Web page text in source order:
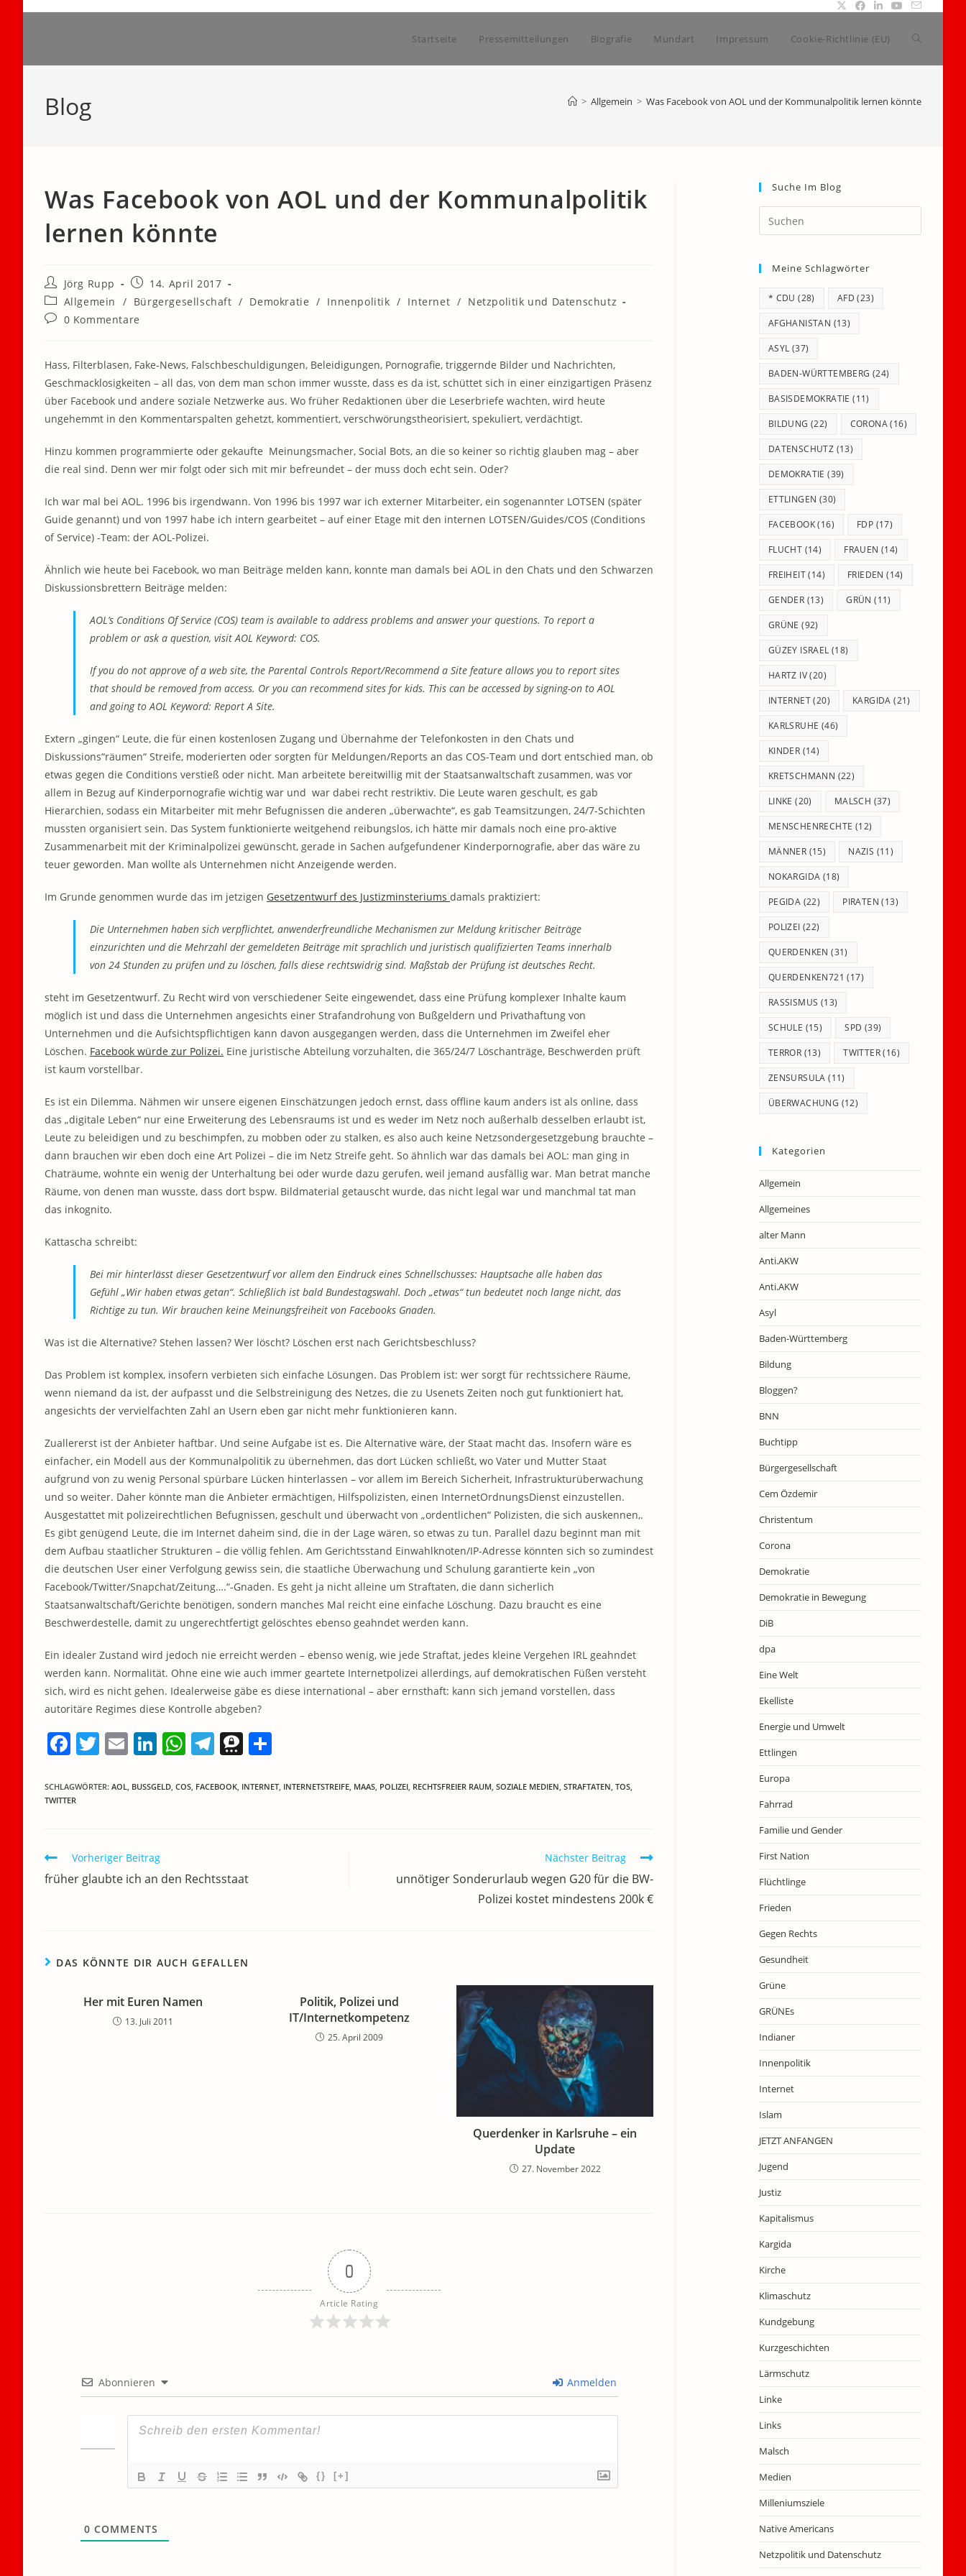
Startseite Pressemitteilungen Biografie Mundart Impressum Cookie-Richtlinie (EU) Website-
Blog > Allgemein > Was Facebook von AOL und der Kommunalpolitik lernen könnte
Was Facebook von AOL und der Kommunalpolitik
lernen könnte
Beitrags-
Autor:
Jörg Rupp
Beitrag
veröffentlicht:
14. April 2017
Beitrags-
Kategorie:
Allgemein / Bürgergesellschaft / Demokratie / Innenpolitik / Internet / Netzpolitik und Datenschutz
Beitrags-
0 Kommentare
Hass, Filterblasen, Fake-News, Falschbeschuldigungen, Beleidigungen, Pornografie, triggernde Bilder und Nachrichten,
Geschmacklosigkeiten – all das, von dem man schon immer wusste, dass es da ist, schüttet sich in einer einzigartigen Präsenz
über Facebook und andere soziale Netzwerke aus. Wo früher Redaktionen über die Leserbriefe wachten, wird heute
ungehemmt in den Kommentarspalten gehetzt, kommentiert, verschwörungstheorisiert, spekuliert, verdächtigt.
Hinzu kommen programmierte oder gekaufte Meinungsmacher, Social Bots, an die so keiner so richtig glauben mag – aber
die real sind. Denn wer mir folgt oder sich mit mir befreundet – der muss doch echt sein. Oder?
Ich war mal bei AOL. 1996 bis irgendwann. Von 1996 bis 1997 war ich externer Mitarbeiter, ein sogenannter LOTSEN (später
Guide genannt) und von 1997 habe ich intern gearbeitet – auf einer Etage mit den internen LOTSEN/Guides/COS (Conditions
of Service) -Team: der AOL-Polizei.
Ähnlich wie heute bei Facebook, wo man Beiträge melden kann, konnte man damals bei AOL in den Chats und den Schwarzen
Diskussionsbrettern Beiträge melden:
AOL’s Conditions Of Service (COS) team is available to address problems and answer your questions. To report a
problem or ask a question, visit AOL Keyword: COS.
If you do not approve of a web site, the Parental Controls Report/Recommend a Site feature allows you to report sites
that should be removed from access. Or you can recommend sites for kids. This can be accessed by signing-on to AOL
and going to AOL Keyword: Report A Site.
Extern „gingen“ Leute, die für einen kostenlosen Zugang und Übernahme der Telefonkosten in den Chats und
Diskussions“räumen“ Streife, moderierten oder sorgten für Meldungen/Reports an das COS-Team und dort entschied man, ob
etwas gegen die Conditions verstieß oder nicht. Man arbeitete bereitwillig mit der Staatsanwaltschaft zusammen, was vor
allem in Bezug auf Kinderpornografie wichtig war und war dabei recht restriktiv. Die Leute waren geschult, es gab
Hierarchien, sodass ein Mitarbeiter mit mehr Befugnissen die anderen „überwachte“, es gab Teamsitzungen, 24/7-Schichten
mussten organisiert sein. Das System funktionierte weitgehend reibungslos, ich hätte mir damals noch eine pro-aktive
Zusammenarbeit mit der Kriminalpolizei gewünscht, gerade in Sachen aufgefundener Kinderpornografie, aber das wäre zu
teuer geworden. Man wollte als Unternehmen nicht Anzeigende werden.
Im Grunde genommen wurde das im jetzigen Gesetzentwurf des Justizminsteriums damals praktiziert:
Die Unternehmen haben sich verpflichtet, anwenderfreundliche Mechanismen zur Meldung kritischer Beiträge
einzurichten und die Mehrzahl der gemeldeten Beiträge mit sprachlich und juristisch qualifizierten Teams innerhalb
von 24 Stunden zu prüfen und zu löschen, falls diese rechtswidrig sind. Maßstab der Prüfung ist deutsches Recht.
steht im Gesetzentwurf. Zu Recht wird von verschiedener Seite eingewendet, dass eine Prüfung komplexer Inhalte kaum
möglich ist und dass die Unternehmen angesichts einer Strafandrohung von Bußgeldern und Privathaftung von
Unternehmen und die Aufsichtspflichtigen kann davon ausgegangen werden, dass die Unternehmen im Zweifel eher
Löschen. Facebook würde zur Polizei. Eine juristische Abteilung vorzuhalten, die 365/24/7 Löschanträge, Beschwerden prüft
ist kaum vorstellbar.
Es ist ein Dilemma. Nähmen wir unsere eigenen Einschätzungen jedoch ernst, dass offline kaum anders ist als online, dass
das „digitale Leben“ nur eine Erweiterung des Lebensraums ist und es weder im Netz noch außerhalb desselben erlaubt ist,
Leute zu beleidigen und zu beschimpfen, zu mobben oder zu stalken, es also auch keine Netzsondergesetzgebung brauchte –
dann brauchen wir eben doch eine Art Polizei – die im Netz Streife geht. So ähnlich war das damals bei AOL: man ging in
Chaträume, wohnte ein wenig der Unterhaltung bei oder wurde dazu gerufen, weil jemand ausfällig war. Man betrat manche
Räume, von denen man wusste, dass dort bspw. Bildmaterial getauscht wurde, das nicht legal war und manchmal tat man
das inkognito.
Kattascha schreibt:
Bei mir hinterlässt dieser Gesetzentwurf vor allem den Eindruck eines Schnellschusses: Hauptsache alle haben das
Gefühl „Wir haben etwas getan“. Schließlich ist bald Bundestagswahl. Doch „etwas“ tun bedeutet noch lange nicht, das
Richtige zu tun. Wir brauchen keine Meinungsfreiheit von Facebooks Gnaden.
Was ist die Alternative? Stehen lassen? Wer löscht? Löschen erst nach Gerichtsbeschluss?
Das Problem ist komplex, insofern verbieten sich einfache Lösungen. Das Problem ist: wer sorgt für rechtssichere Räume,
wenn niemand da ist, der aufpasst und die Selbstreinigung des Netzes, die zu Usenets Zeiten noch gut funktioniert hat,
angesichts der vervielfachten Zahl an Usern eben gar nicht mehr funktionieren kann.
Zuallererst ist der Anbieter haftbar. Und seine Aufgabe ist es. Die Alternative wäre, der Staat macht das. Insofern wäre es
einfacher, ein Modell aus der Kommunalpolitik zu übernehmen, das dort Lücken schließt, wo Vater und Mutter Staat
aufgrund von zu wenig Personal spürbare Lücken hinterlassen – vor allem im Bereich Sicherheit, Infrastrukturüberwachung
und so weiter. Daher könnte man die Anbieter ermächtigen, Hilfspolizisten, einen InternetOrdnungsDienst einzustellen.
Ausgestattet mit polizeirechtlichen Befugnissen, geschult und überwacht von „ordentlichen“ Polizisten, die sich auskennen,.
Es gibt genügend Leute, die im Internet daheim sind, die in der Lage wären, so etwas zu tun. Parallel dazu beginnt man mit
dem Aufbau staatlicher Strukturen – die völlig fehlen. Am Gerichtsstand Einwahlknoten/IP-Adresse könnten sich so zumindest
die deutschen User einer Verfolgung gewiss sein, die staatliche Überwachung und Schulung garantierte kein „von
Facebook/Twitter/Snapchat/Zeitung….“-Gnaden. Es geht ja nicht alleine um Straftaten, die dann sicherlich
Staatsanwaltschaft/Gerichte benötigen, sondern manches Mal reicht eine einfache Löschung. Dazu braucht es eine
Beschwerdestelle, damit zu ungerechtfertigt gelöschtes ebenso geahndet werden kann.
Ein idealer Zustand wird jedoch nie erreicht werden – ebenso wenig, wie jede Straftat, jedes kleine Vergehen IRL geahndet
werden kann. Normalität. Ohne eine wie auch immer geartete Internetpolizei allerdings, auf demokratischen Füßen versteht
sich, wird es nicht gehen. Idealerweise gäbe es diese international – aber ernsthaft: kann sich jemand vorstellen, dass
autoritäre Regimes diese Kontrolle abgeben?
F
c
e
o
o
T
itt
E
ai
Li
k
n
W
at
p
T
e
T
re le
SCHLAGWÖRTER: AOL, BUSSGELD , COS, FACEBOOK, INTERNET, INTERNETSTREIFE, MAAS, POLIZEI, RECHTSFREIER RAUM, SOZIALE MEDIEN, STRAFTATEN, TOS,
TWITTER
Weitere
Artikel
ansehen
Vorheriger Beitrag
früher glaubte ich an den Rechtsstaat
Nächster Beitrag
unnötiger Sonderurlaub wegen G20 für die BW-
Polizei kostet mindestens 200k €
DAS KÖNNTE DIR AUCH GEFALLEN
Her mit Euren Namen
13. Juli 2011
Politik, Polizei und
IT/Internetkompetenz
25. April 2009
Querdenker in Karlsruhe – ein
Update
27. November 2022
0
Article Rating
Abonnieren Anmelden
{} [+]
0 COMMENTS
Suche Im Blog
Escape
Meine Schlagwörter
* CDU (28) AFD (23)
AFGHANISTAN (13)
ASYL (37)
BADEN-WÜRTTEMBERG (24)
BASISDEMOKRATIE (11)
BILDUNG (22) CORONA(16)
DATENSCHUTZ (13)
DEMOKRATIE (39)
ETTLINGEN (30)
FACEBOOK(16) FDP (17)
FLUCHT (14) FRAUEN (14)
FREIHEIT(14) FRIEDEN (14)
GENDER (13) GRÜN (11)
GRÜNE (92)
GÜZEY ISRAEL (18)
HARTZ IV(20)
INTERNET(20) KARGIDA (21)
KARLSRUHE (46)
KINDER (14)
KRETSCHMANN (22)
LINKE (20) MALSCH (37)
MENSCHENRECHTE (12)
MÄNNER (15) NAZIS (11)
NOKARGIDA (18)
PEGIDA (22) PIRATEN (13)
POLIZEI (22)
QUERDENKEN (31)
QUERDENKEN721 (17)
RASSISMUS (13)
SCHULE (15) SPD (39)
TERROR (13) TWITTER(16)
ZENSURSULA (11)
ÜBERWACHUNG (12)
Kategorien
Allgemein
Allgemeines
alter Mann
Anti.AKW
Anti.AKW
Asyl
Baden-Württemberg
Bildung
Bloggen?
BNN
Buchtipp
Bürgergesellschaft
Cem Özdemir
Christentum
Corona
Demokratie
Demokratie in Bewegung
DiB
dpa
Eine Welt
Ekelliste
Energie und Umwelt
Ettlingen
Europa
Fahrrad
Familie und Gender
First Nation
Flüchtlinge
Frieden
Gegen Rechts
Gesundheit
Grüne
GRÜNEs
Indianer
Innenpolitik
Internet
Islam
JETZT ANFANGEN
Jugend
Justiz
Kapitalismus
Kargida
Kirche
Klimaschutz
Kundgebung
Kurzgeschichten
Lärmschutz
Linke
Links
Malsch
Medien
Milleniumsziele
Native Americans
Netzpolitik und Datenschutz